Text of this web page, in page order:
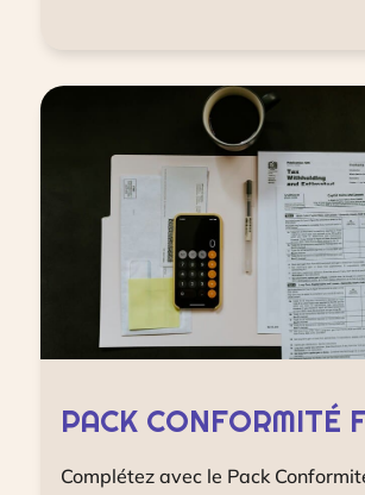
PACK CONFORMITÉ
Complétez avec le Pack